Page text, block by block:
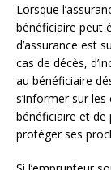
Lorsque
bénéficiaire peut
d’assurance est
cas de décès,
au bénéficiaire
s’informer sur
bénéficiaire et de
protéger ses